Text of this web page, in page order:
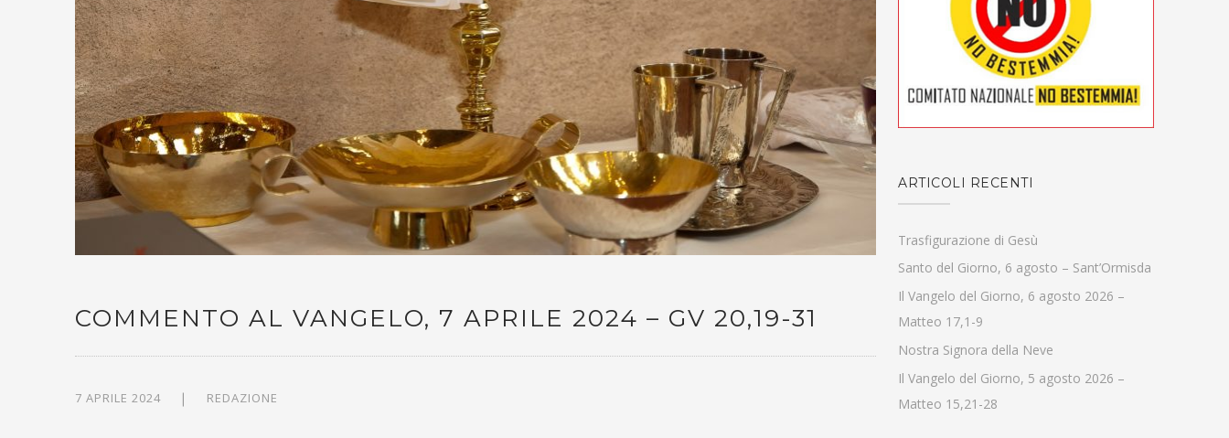
COMMENTO AL VANGELO, 7 APRILE 2024 – GV 20,19-31
7 APRILE 2024 REDAZIONE
ARTICOLI RECENTI
Trasfigurazione di Gesù
Santo del Giorno, 6 agosto – Sant’Ormisda
Il Vangelo del Giorno, 6 agosto 2026 –
Matteo 17,1-9
Nostra Signora della Neve
Il Vangelo del Giorno, 5 agosto 2026 –
Matteo 15,21-28